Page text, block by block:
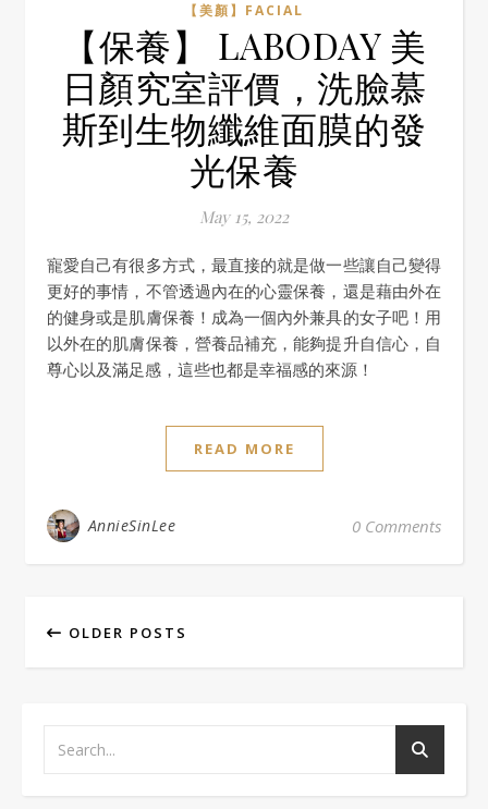
【美顏】FACIAL
【保養】 LABODAY 美
日顏究室評價，洗臉慕
斯到生物纖維面膜的發
光保養
May 15, 2022
寵愛自己有很多方式，最直接的就是做一些讓自己變得
更好的事情，不管透過內在的心靈保養，還是藉由外在
的健身或是肌膚保養！成為一個內外兼具的女子吧！用
以外在的肌膚保養，營養品補充，能夠提升自信心，自
尊心以及滿足感，這些也都是幸福感的來源！
READ MORE
AnnieSinLee 0 Comments
OLDER POSTS